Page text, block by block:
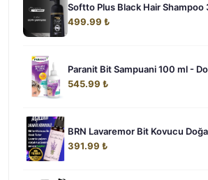
Softto Plus Black Hair Shampoo
499.99 ₺
Paranit Bit Sampuani 100 ml -
545.99 ₺
BRN Lavaremor Bit Kovucu
391.99 ₺